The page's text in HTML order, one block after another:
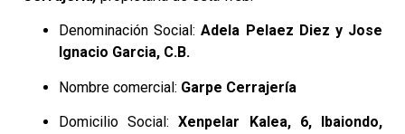
Denominación Social:Adela Pelaez Diez y Jose
Ignacio Garcia, C.B.
Nombre comercial: Garpe Cerrajería
Domicilio Social: Xenpelar Kalea, 6, Ibaiondo,